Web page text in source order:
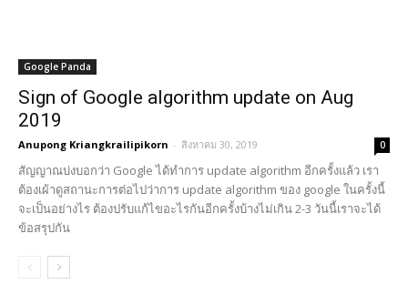
Google Panda
Sign of Google algorithm update on Aug
2019
Anupong Kriangkrailipikorn - สิงหาคม 30, 2019 0
สัญญาณบ่งบอกว่า Google ได้ทำการ update algorithm อีกครั้งแล้ว เรา
ต้องเผ้าดูสถานะการต่อไปว่าการ update algorithm ของ google ในครั้งนี้
จะเป็นอย่างไร ต้องปรับแก้ไขอะไรกันอีกครั้งบ้างไม่เกิน 2-3 วันนี้เราจะได้
ข้อสรุปกัน